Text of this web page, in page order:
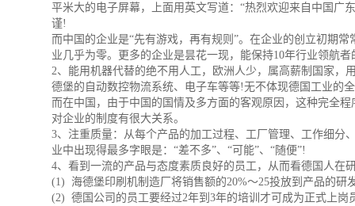
平米大的电子屏幕，上面用英文写道：“热烈欢迎来自中国
谨!
而中国的企业是“先有游戏，再有规则”。在企业的创立初期
业几乎为零。更多的企业是昙花一现，能保持10年行业领航
2、能用机器代替的绝不用人工，欧洲人少，属高薪制国家，
德堡的自动数控物流系统、电子车等等!无不体现德国 工业的
而在中国，由于中国的国情及多方面的客观原因，这种完全
对企业的制度有很大关系。
3、注重质量：从每个产品的加工过程、工厂管理、工作细分
业中出现得最多字眼是：“差不多”、“可能”、“随便”!
4、看到一流的产品与态度素质良好的员工，从而看德国 人在
(1) 海德堡印刷机制造厂将销售额的20%～25投放到产品的
(2) 德国 公司的员工要经过2年到3年的培训才可成为正式上岗